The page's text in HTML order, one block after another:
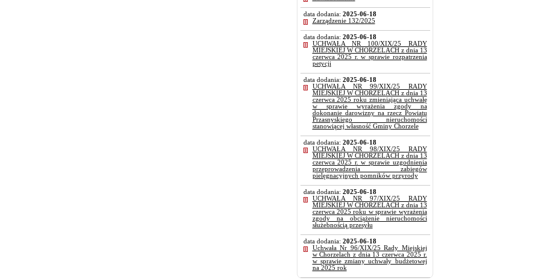
data dodania: 2025-06-18
Zarządzenie 132/2025
data dodania: 2025-06-18
UCHWAŁA NR 100/XIX/25 RADY
MIEJSKIEJ W CHORZELACH z dnia 13
czerwca 2025 r. w sprawie rozpatrzenia
petycji
data dodania: 2025-06-18
UCHWAŁA NR 99/XIX/25 RADY
MIEJSKIEJ W CHORZELACH z dnia 13
czerwca 2025 roku zmieniająca uchwałę
w sprawie wyrażenia zgody na
dokonanie darowizny na rzecz Powiatu
Przasnyskiego nieruchomości
stanowiącej własność Gminy Chorzele
data dodania: 2025-06-18
UCHWAŁA NR 98/XIX/25 RADY
MIEJSKIEJ W CHORZELACH z dnia 13
czerwca 2025 r. w sprawie uzgodnienia
przeprowadzenia zabiegów
pielęgnacyjnych pomników przyrody
data dodania: 2025-06-18
UCHWAŁA NR 97/XIX/25 RADY
MIEJSKIEJ W CHORZELACH z dnia 13
czerwca 2025 roku w sprawie wyrażenia
zgody na obciążenie nieruchomości
służebnością przesyłu
data dodania: 2025-06-18
Uchwała Nr 96/XIX/25 Rady Miejskiej
w Chorzelach z dnia 13 czerwca 2025 r.
w sprawie zmiany uchwały budżetowej
na 2025 rok